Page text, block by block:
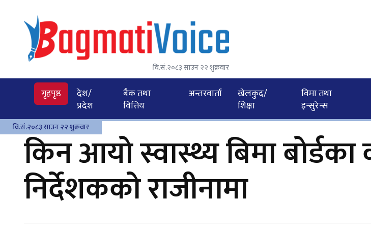
वि.सं.२०८३ साउन २२ शुक्रवार
गृहपृष्ठ
देश/
प्रदेश
बैक तथा
वित्तिय
अन्तरवार्ता
खेलकुद/
शिक्षा
विमा तथा
इन्सुरेन्स
वि.सं.२०८३ साउन २२ शुक्रवार
किन आयो स्वास्थ्य बिमा बोर्डका
निर्देशकको राजीनामा